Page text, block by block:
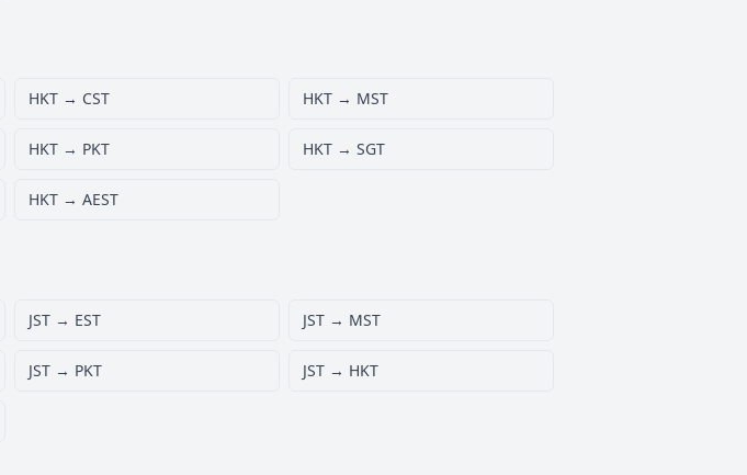
HKT → CST HKT → MST
HKT → PKT HKT → SGT
HKT → AEST
JST → EST JST → MST
JST → PKT JST → HKT